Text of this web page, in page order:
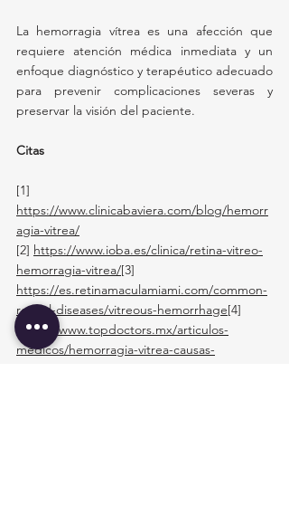
La hemorragia vítrea es una afección que
requiere atención médica inmediata y un
enfoque diagnóstico y terapéutico adecuado
para prevenir complicaciones severas y
preservar la visión del paciente.
Citas
[1]
https://www.clinicabaviera.com/blog/hemorr
agia-vitrea/
[2] https://www.ioba.es/clinica/retina-vitreo-
hemorragia-vitrea/[3]
https://es.retinamaculamiami.com/common-
retinal-diseases/vitreous-hemorrhage[4]
https://www.topdoctors.mx/articulos-
medicos/hemorragia-vitrea-causas-